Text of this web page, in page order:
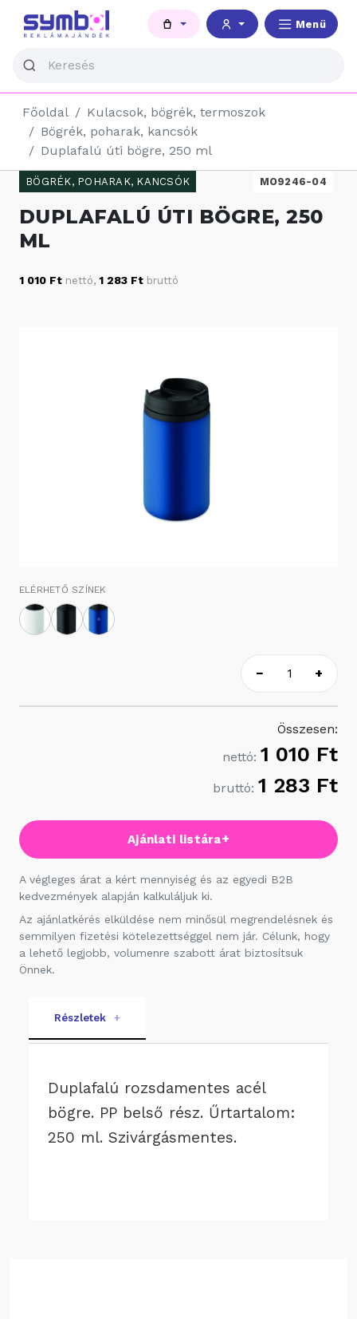
Menü
Főoldal
Kulacsok, bögrék, termoszok
Bögrék, poharak, kancsók
Duplafalú úti bögre, 250 ml
BÖGRÉK, POHARAK, KANCSÓK MO9246-04
DUPLAFALÚ ÚTI BÖGRE, 250
ML
1 010 Ft nettó, 1 283 Ft bruttó
ELÉRHETŐ SZÍNEK
− +
Összesen:
nettó: 1 010 Ft
bruttó: 1 283 Ft
Ajánlati listára+
A végleges árat a kért mennyiség és az egyedi B2B
kedvezmények alapján kalkuláljuk ki.
Az ajánlatkérés elküldése nem minősül megrendelésnek és
semmilyen fizetési kötelezettséggel nem jár. Célunk, hogy
a lehető legjobb, volumenre szabott árat biztosítsuk
Önnek.
Részletek +
Duplafalú rozsdamentes acél
bögre. PP belső rész. Űrtartalom:
250 ml. Szivárgásmentes.